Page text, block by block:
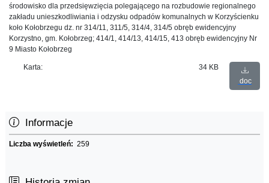
środowisko dla przedsięwzięcia polegającego na rozbudowie regionalnego
zakładu unieszkodliwiania i odzysku odpadów komunalnych w Korzyścienku
koło Kołobrzegu dz. nr 314/11, 311/5, 314/4, 314/5 obręb ewidencyjny
Korzystno, gm. Kołobrzeg; 414/1, 414/13, 414/15, 413 obręb ewidencyjny Nr
9 Miasto Kołobrzeg
Karta:
34 KB
doc
Informacje
Liczba wyświetleń: 259